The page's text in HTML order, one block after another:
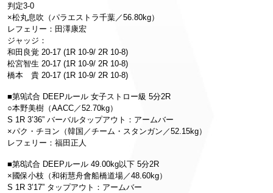
判定3-0
×松丸息吹（パラエストラ千葉／56.80kg）
レフェリー：田澤康宏
ジャッジ：
和田良覚 20-17 (1R 10-9/ 2R 10-8)
松宮智生 20-17 (1R 10-9/ 2R 10-8)
橋本 貴 20-17 (1R 10-9/ 2R 10-8)
■第9試合 DEEPルール 女子ストロー級 5分2R
○本野美樹（AACC／52.70kg）
S 1R 3’36” バーバルタップアウト：アームバー
×パク・チヨン（韓国／チーム・スタンガン／52.15kg）
レフェリー：福田正人
■第8試合 DEEPルール 49.00kg以下 5分2R
×國保小枝（和術慧舟會船橋道場／48.60kg）
S 1R 3’17” タップアウト：アームバー